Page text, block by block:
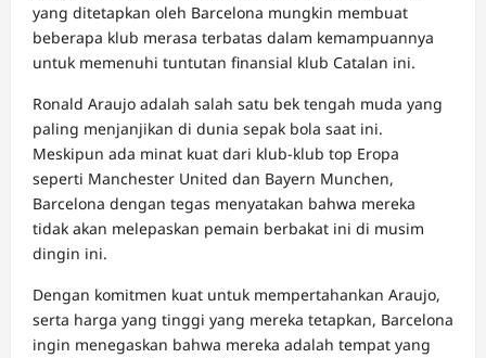
yang ditetapkan oleh Barcelona mungkin membuat
beberapa klub merasa terbatas dalam kemampuannya
untuk memenuhi tuntutan finansial klub Catalan ini.
Ronald Araujo adalah salah satu bek tengah muda yang
paling menjanjikan di dunia sepak bola saat ini.
Meskipun ada minat kuat dari klub-klub top Eropa
seperti Manchester United dan Bayern Munchen,
Barcelona dengan tegas menyatakan bahwa mereka
tidak akan melepaskan pemain berbakat ini di musim
dingin ini.
Dengan komitmen kuat untuk mempertahankan Araujo,
serta harga yang tinggi yang mereka tetapkan, Barcelona
ingin menegaskan bahwa mereka adalah tempat yang